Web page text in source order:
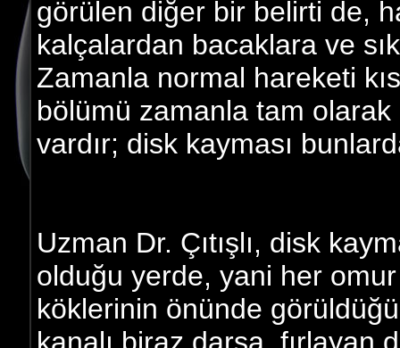
görülen diğer bir belirti de,
kalçalardan bacaklara ve
Zamanla normal hareketi
bölümü zamanla tam olarak
vardır; disk kayması
Uzman Dr. Çıtışlı, disk
olduğu yerde, yani her
köklerinin önünde